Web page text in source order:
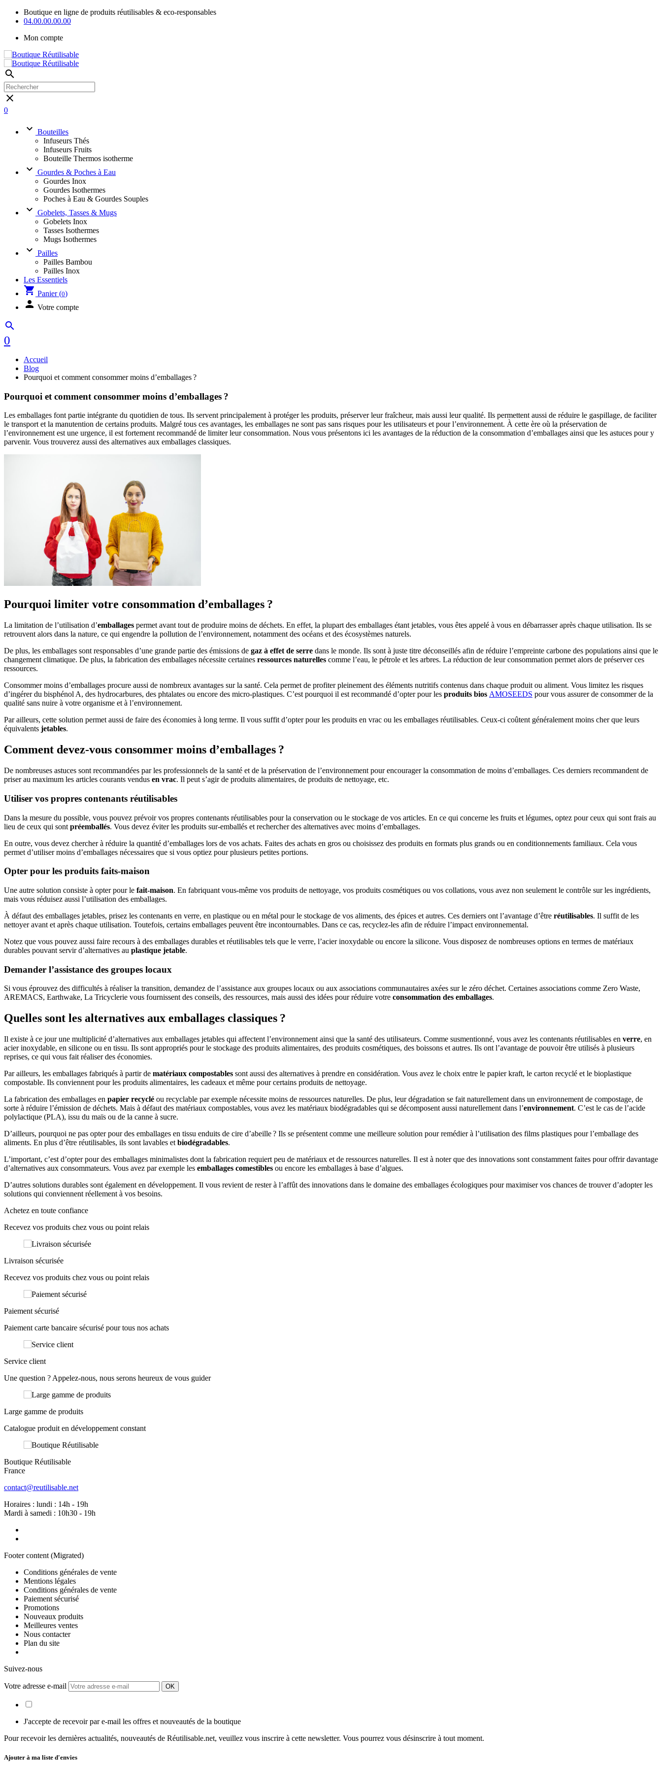
Boutique en ligne de produits réutilisables & eco-responsables
04.00.00.00.00
Mon compte
search
close
0
keyboard_arrow_down Bouteilles
Infuseurs Thés
Infuseurs Fruits
Bouteille Thermos isotherme
keyboard_arrow_down Gourdes & Poches à Eau
Gourdes Inox
Gourdes Isothermes
Poches à Eau & Gourdes Souples
keyboard_arrow_down Gobelets, Tasses & Mugs
Gobelets Inox
Tasses Isothermes
Mugs Isothermes
keyboard_arrow_down Pailles
Pailles Bambou
Pailles Inox
Les Essentiels
shopping_cart Panier (0)
person Votre compte
search
0
Accueil
Blog
Pourquoi et comment consommer moins d’emballages ?
Pourquoi et comment consommer moins d’emballages ?
Les emballages font partie intégrante du quotidien de tous. Ils servent principalement à protéger les produits, préserver leur fraîcheur, mais aussi leur qualité. Ils permettent aussi de réduire le gaspillage, de faciliter
le transport et la manutention de certains produits. Malgré tous ces avantages, les emballages ne sont pas sans risques pour les utilisateurs et pour l’environnement. À cette ère où la préservation de
l’environnement est une urgence, il est fortement recommandé de limiter leur consommation. Nous vous présentons ici les avantages de la réduction de la consommation d’emballages ainsi que les astuces pour y
parvenir. Vous trouverez aussi des alternatives aux emballages classiques.
Pourquoi limiter votre consommation d’emballages ?
La limitation de l’utilisation d’emballages permet avant tout de produire moins de déchets. En effet, la plupart des emballages étant jetables, vous êtes appelé à vous en débarrasser après chaque utilisation. Ils se
retrouvent alors dans la nature, ce qui engendre la pollution de l’environnement, notamment des océans et des écosystèmes naturels.
De plus, les emballages sont responsables d’une grande partie des émissions de gaz à effet de serre dans le monde. Ils sont à juste titre déconseillés afin de réduire l’empreinte carbone des populations ainsi que le
changement climatique. De plus, la fabrication des emballages nécessite certaines ressources naturelles comme l’eau, le pétrole et les arbres. La réduction de leur consommation permet alors de préserver ces
ressources.
Consommer moins d’emballages procure aussi de nombreux avantages sur la santé. Cela permet de profiter pleinement des éléments nutritifs contenus dans chaque produit ou aliment. Vous limitez les risques
d’ingérer du bisphénol A, des hydrocarbures, des phtalates ou encore des micro-plastiques. C’est pourquoi il est recommandé d’opter pour les produits bios AMOSEEDS pour vous assurer de consommer de la
qualité sans nuire à votre organisme et à l’environnement.
Par ailleurs, cette solution permet aussi de faire des économies à long terme. Il vous suffit d’opter pour les produits en vrac ou les emballages réutilisables. Ceux-ci coûtent généralement moins cher que leurs
équivalents jetables.
Comment devez-vous consommer moins d’emballages ?
De nombreuses astuces sont recommandées par les professionnels de la santé et de la préservation de l’environnement pour encourager la consommation de moins d’emballages. Ces derniers recommandent de
priser au maximum les articles courants vendus en vrac. Il peut s’agir de produits alimentaires, de produits de nettoyage, etc.
Utiliser vos propres contenants réutilisables
Dans la mesure du possible, vous pouvez prévoir vos propres contenants réutilisables pour la conservation ou le stockage de vos articles. En ce qui concerne les fruits et légumes, optez pour ceux qui sont frais au
lieu de ceux qui sont préemballés. Vous devez éviter les produits sur-emballés et rechercher des alternatives avec moins d’emballages.
En outre, vous devez chercher à réduire la quantité d’emballages lors de vos achats. Faites des achats en gros ou choisissez des produits en formats plus grands ou en conditionnements familiaux. Cela vous
permet d’utiliser moins d’emballages nécessaires que si vous optiez pour plusieurs petites portions.
Opter pour les produits faits-maison
Une autre solution consiste à opter pour le fait-maison. En fabriquant vous-même vos produits de nettoyage, vos produits cosmétiques ou vos collations, vous avez non seulement le contrôle sur les ingrédients,
mais vous réduisez aussi l’utilisation des emballages.
À défaut des emballages jetables, prisez les contenants en verre, en plastique ou en métal pour le stockage de vos aliments, des épices et autres. Ces derniers ont l’avantage d’être réutilisables. Il suffit de les
nettoyer avant et après chaque utilisation. Toutefois, certains emballages peuvent être incontournables. Dans ce cas, recyclez-les afin de réduire l’impact environnemental.
Notez que vous pouvez aussi faire recours à des emballages durables et réutilisables tels que le verre, l’acier inoxydable ou encore la silicone. Vous disposez de nombreuses options en termes de matériaux
durables pouvant servir d’alternatives au plastique jetable.
Demander l’assistance des groupes locaux
Si vous éprouvez des difficultés à réaliser la transition, demandez de l’assistance aux groupes locaux ou aux associations communautaires axées sur le zéro déchet. Certaines associations comme Zero Waste,
AREMACS, Earthwake, La Tricyclerie vous fournissent des conseils, des ressources, mais aussi des idées pour réduire votre consommation des emballages.
Quelles sont les alternatives aux emballages classiques ?
Il existe à ce jour une multiplicité d’alternatives aux emballages jetables qui affectent l’environnement ainsi que la santé des utilisateurs. Comme susmentionné, vous avez les contenants réutilisables en verre, en
acier inoxydable, en silicone ou en tissu. Ils sont appropriés pour le stockage des produits alimentaires, des produits cosmétiques, des boissons et autres. Ils ont l’avantage de pouvoir être utilisés à plusieurs
reprises, ce qui vous fait réaliser des économies.
Par ailleurs, les emballages fabriqués à partir de matériaux compostables sont aussi des alternatives à prendre en considération. Vous avez le choix entre le papier kraft, le carton recyclé et le bioplastique
compostable. Ils conviennent pour les produits alimentaires, les cadeaux et même pour certains produits de nettoyage.
La fabrication des emballages en papier recyclé ou recyclable par exemple nécessite moins de ressources naturelles. De plus, leur dégradation se fait naturellement dans un environnement de compostage, de
sorte à réduire l’émission de déchets. Mais à défaut des matériaux compostables, vous avez les matériaux biodégradables qui se décomposent aussi naturellement dans l’environnement. C’est le cas de l’acide
polylactique (PLA), issu du maïs ou de la canne à sucre.
D’ailleurs, pourquoi ne pas opter pour des emballages en tissu enduits de cire d’abeille ? Ils se présentent comme une meilleure solution pour remédier à l’utilisation des films plastiques pour l’emballage des
aliments. En plus d’être réutilisables, ils sont lavables et biodégradables.
L’important, c’est d’opter pour des emballages minimalistes dont la fabrication requiert peu de matériaux et de ressources naturelles. Il est à noter que des innovations sont constamment faites pour offrir davantage
d’alternatives aux consommateurs. Vous avez par exemple les emballages comestibles ou encore les emballages à base d’algues.
D’autres solutions durables sont également en développement. Il vous revient de rester à l’affût des innovations dans le domaine des emballages écologiques pour maximiser vos chances de trouver d’adopter les
solutions qui conviennent réellement à vos besoins.
Achetez en toute confiance
Recevez vos produits chez vous ou point relais
Livraison sécurisée
Recevez vos produits chez vous ou point relais
Paiement sécurisé
Paiement carte bancaire sécurisé pour tous nos achats
Service client
Une question ? Appelez-nous, nous serons heureux de vous guider
Large gamme de produits
Catalogue produit en développement constant
Boutique Réutilisable
France
contact@reutilisable.net
Horaires : lundi : 14h - 19h
Mardi à samedi : 10h30 - 19h
Footer content (Migrated)
Conditions générales de vente
Mentions légales
Conditions générales de vente
Paiement sécurisé
Promotions
Nouveaux produits
Meilleures ventes
Nous contacter
Plan du site
Suivez-nous
Votre adresse e-mail
J'accepte de recevoir par e-mail les offres et nouveautés de la boutique
Pour recevoir les dernières actualités, nouveautés de Réutilisable.net, veuillez vous inscrire à cette newsletter. Vous pourrez vous désinscrire à tout moment.
Ajouter à ma liste d'envies